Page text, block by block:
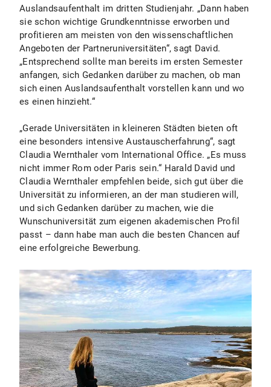
Auslandsaufenthalt im dritten Studienjahr. „Dann haben
sie schon wichtige Grundkenntnisse erworben und
profitieren am meisten von den wissenschaftlichen
Angeboten der Partneruniversitäten“, sagt David.
„Entsprechend sollte man bereits im ersten Semester
anfangen, sich Gedanken darüber zu machen, ob man
sich einen Auslandsaufenthalt vorstellen kann und wo
es einen hinzieht.“
„Gerade Universitäten in kleineren Städten bieten oft
eine besonders intensive Austauscherfahrung“, sagt
Claudia Wernthaler vom International Office. „Es muss
nicht immer Rom oder Paris sein.“ Harald David und
Claudia Wernthaler empfehlen beide, sich gut über die
Universität zu informieren, an der man studieren will,
und sich Gedanken darüber zu machen, wie die
Wunschuniversität zum eigenen akademischen Profil
passt – dann habe man auch die besten Chancen auf
eine erfolgreiche Bewerbung.